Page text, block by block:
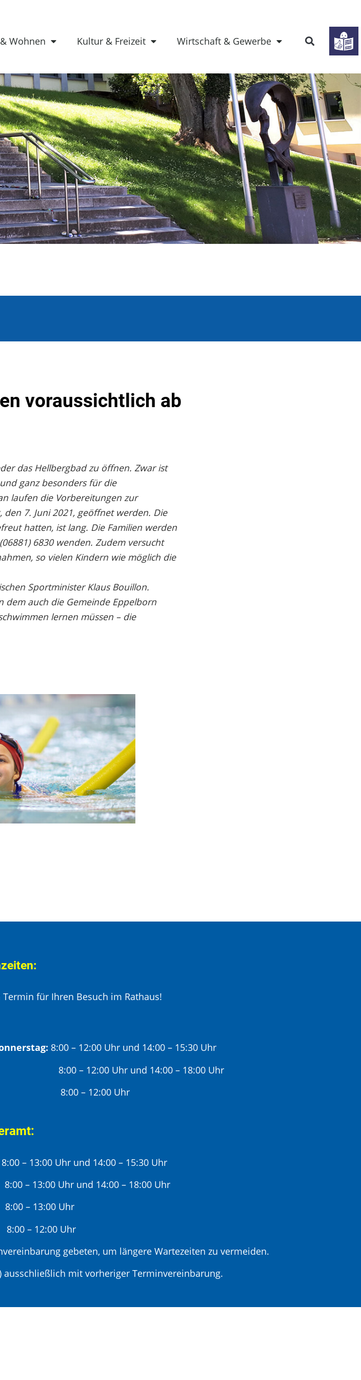
Wohnen Kultur & Freizeit Wirtschaft & Gewerbe
voraussichtlich ab
das Hellbergbad zu öffnen. Zwar ist
ganz besonders für die
laufen die Vorbereitungen zur
7. Juni 2021, geöffnet werden. Die
hatten, ist lang. Die Familien werden
6830 wenden. Zudem versucht
so vielen Kindern wie möglich die
Sportminister Klaus Bouillon.
dem auch die Gemeinde Eppelborn
lernen müssen – die
für Ihren Besuch im Rathaus!
8:00 – 12:00 Uhr und 14:00 – 15:30 Uhr
8:00 – 12:00 Uhr und 14:00 – 18:00 Uhr
8:00 – 12:00 Uhr
8:00 – 13:00 Uhr und 14:00 – 15:30 Uhr
Uhr und 14:00 – 18:00 Uhr
Uhr
8:00 – 12:00 Uhr
gebeten, um längere Wartezeiten zu vermeiden.
ausschließlich mit vorheriger Terminvereinbarung.